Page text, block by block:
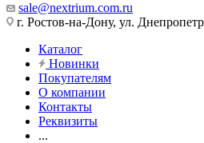
sale@nextrium.com.ru
г. Ростов-на-Дону, ул.
Каталог
Новинки
Покупателям
О компании
Контакты
Реквизиты
...